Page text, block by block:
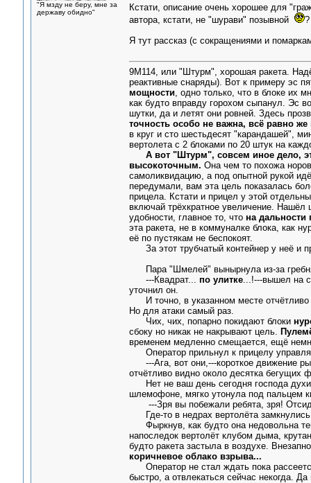
"Я мзду не беру, мне за
державу обидно"
Кстати, описание очень хорошее для
автора, кстати, не "шурави" позывной
?
Я тут рассказ (с сокращениями и
9М114, или "Штурм", хорошая ракета.
реактивные снаряды). Вот к примеру эс
мощности, одно только, что в блоке их
как будто вправду горохом сыпанул. Эс
шутки, да и летят они ровней. Здесь
точность особо не важна, всё равно же
в круг и сто шестьдесят "карандашей",
вертолета с 2 блоками по 20 штук на
А вот "Штурм", совсем иное дело,
высокоточным. Она чем то похожа
самоликвидацию, а под опытной рукой
передумали, вам эта цель показалась
прицела. Кстати и прицел у этой
включай трёхкратное увеличение. Нашёл
удобности, главное то, что на дальности
эта ракета, не в коммуналке блока, как
её по пустякам не беспокоят.
За этот трубчатый контейнер у неё и
Пара "Шмелей" вынырнула из-за
---Квадрат... по улитке...!---вышел на
уточнил он.
И точно, в указанном месте отчётливо
Но для атаки самый раз.
Чих, чих, попарно покидают блоки
сбоку но никак не накрывают цель.
временем медленно смещается, ещё
Оператор прильнул к прицелу
---Ага, вот они,---короткое движение
отчётливо видно около десятка бегущих
Нет не ваш день сегодня господа духи,
шлемофоне, мягко утонула под пальцем
---Зря вы побежали ребята, зря!
Где-то в недрах вертолёта
Фыркнув, как будто она недовольна
напоследок вертолёт клубом дыма,
будто ракета застыла в воздухе.
коричневое облако взрыва...
Оператор не стал ждать пока
быстро, а отвлекаться сейчас некогда.